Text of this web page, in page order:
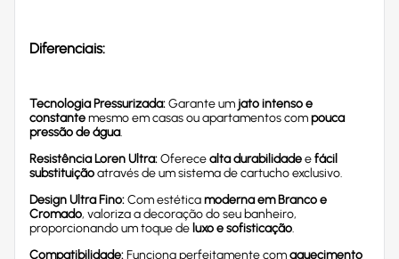
Diferenciais:
Tecnologia Pressurizada:Garante um jato intenso e
constantemesmo em casas ou apartamentos compouca
pressão de água.
Resistência Loren Ultra:Oferecealta durabilidadeefácil
substituiçãoatravés de um sistema de cartucho exclusivo.
Design Ultra Fino:Com estéticamoderna em Branco e
Cromado, valoriza a decoração do seu banheiro,
proporcionando um toque de luxo e sofisticação.
Compatibilidade:Funciona perfeitamente comaquecimento